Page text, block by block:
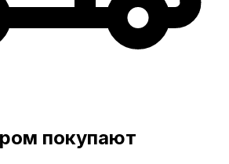
покупают